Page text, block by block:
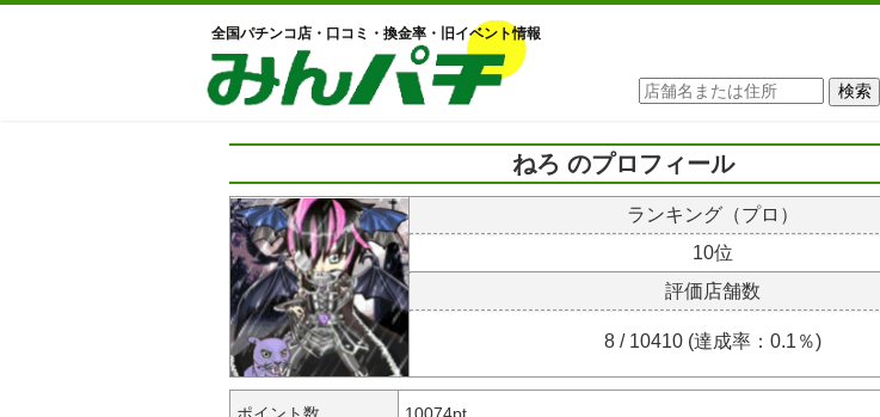
全国パチンコ店・口コミ・換金率・旧イベント情報
ねろ のプロフィール
ランキング（プロ）
10位
評価店舗数
8 / 10410 (達成率：0.1％)